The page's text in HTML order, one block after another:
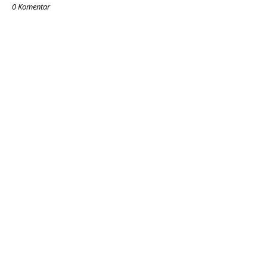
0 Komentar